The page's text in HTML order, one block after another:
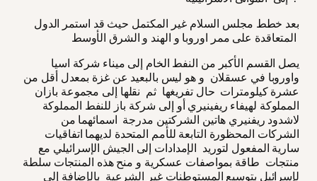
بعد خطط مجلس السلام غير المكتمل حيث قد استمر الدول
يصل القسم الأكبر من النفط الخام إلى ميناء شركة اسيا
واوروبا في عسقلان و هو ليس بالبعيد عن غزة بمعدل أقل من
عشرة كيلومترات حال تفريغها ثم نقلها إلى مجموعة بازان
المملوكة لهيفاء ريفينيري أو إلى شركة باز للنفط المملوكة
لاشدود ريفنيري هاتين الشركتين مدرجة اسمائهما من
الشركات المحظورة التابعة للأمم المتحدة لديهما اتفاقيات
سارية المفعول لتوريد الإمدادات إلى الجيش الإسرائيلي مع
منتجات طاقة بمواصفات عسكرية و منح هذه المنتجات سلطة
لإسرائيل بتوسيع المستوطنات غير الشرعية بالإضافة إلى